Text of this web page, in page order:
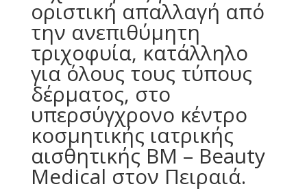
οριστική απαλλαγή από
την ανεπιθύμητη
τριχοφυία, κατάλληλο
για όλους τους τύπους
δέρματος, στο
υπερσύγχρονο κέντρο
κοσμητικής ιατρικής
αισθητικής BM – Beauty
Medical στον Πειραιά.